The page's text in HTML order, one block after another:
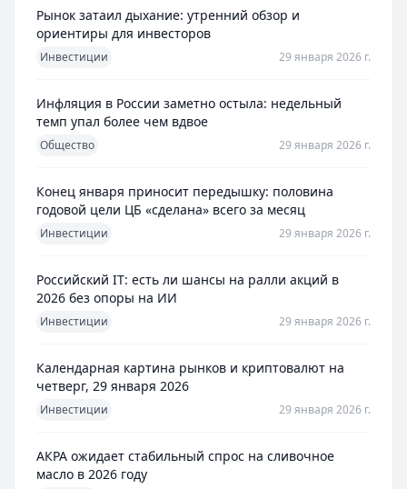
Рынок затаил дыхание: утренний обзор и
ориентиры для инвесторов
Инвестиции 29 января 2026 г.
Инфляция в России заметно остыла: недельный
темп упал более чем вдвое
Общество 29 января 2026 г.
Конец января приносит передышку: половина
годовой цели ЦБ «сделана» всего за месяц
Инвестиции 29 января 2026 г.
Российский IT: есть ли шансы на ралли акций в
2026 без опоры на ИИ
Инвестиции 29 января 2026 г.
Календарная картина рынков и криптовалют на
четверг, 29 января 2026
Инвестиции 29 января 2026 г.
АКРА ожидает стабильный спрос на сливочное
масло в 2026 году